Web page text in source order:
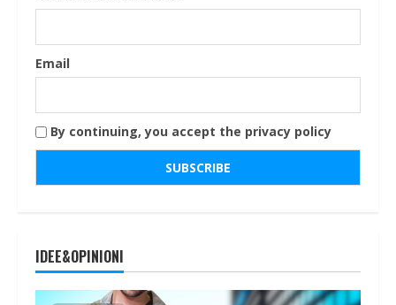
Email
By continuing, you accept the privacy policy
IDEE&OPINIONI